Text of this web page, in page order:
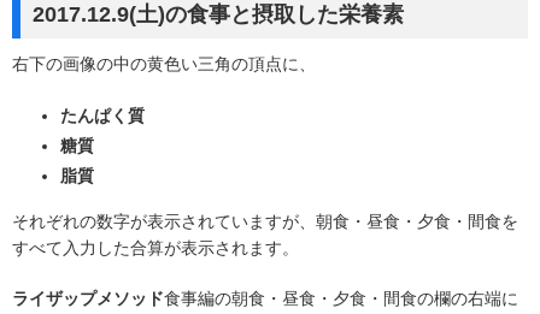
2017.12.9(土)の食事と摂取した栄養素
右下の画像の中の黄色い三角の頂点に、
たんぱく質
糖質
脂質
それぞれの数字が表示されていますが、朝食・昼食・夕食・間食を
すべて入力した合算が表示されます。
ライザップメソッド食事編の朝食・昼食・夕食・間食の欄の右端に